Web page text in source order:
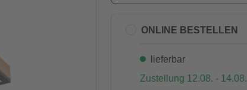
ONLINE BESTELLEN
lieferbar
Zustellung 12.08. - 14.08.